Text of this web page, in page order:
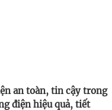
an toàn, tin cậy trong
điện hiệu quả, tiết